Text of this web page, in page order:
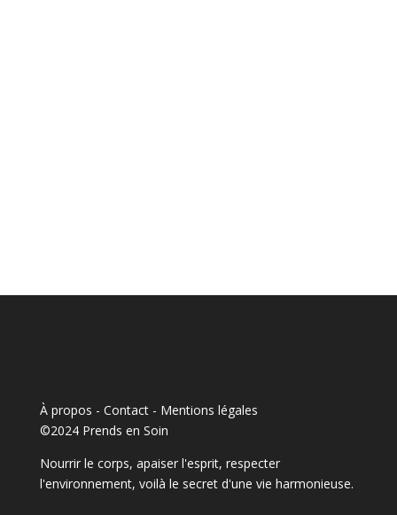
À propos - Contact- Mentions légales
©2024 Prends en Soin
Nourrir le corps, apaiser l'esprit, respecter
l'environnement, voilà le secret d'une vie harmonieuse.